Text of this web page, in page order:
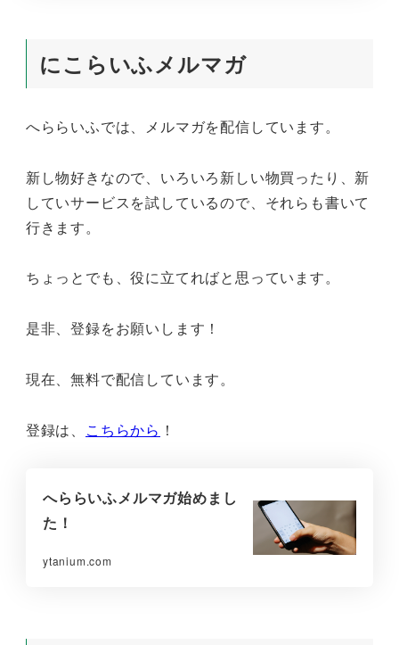
にこらいふメルマガ
へららいふでは、メルマガを配信しています。
新し物好きなので、いろいろ新しい物買ったり、新
していサービスを試しているので、それらも書いて
行きます。
ちょっとでも、役に立てればと思っています。
是非、登録をお願いします！
現在、無料で配信しています。
登録は、 こちらから ！
へららいふメルマガ始めまし
た！
ytanium.com